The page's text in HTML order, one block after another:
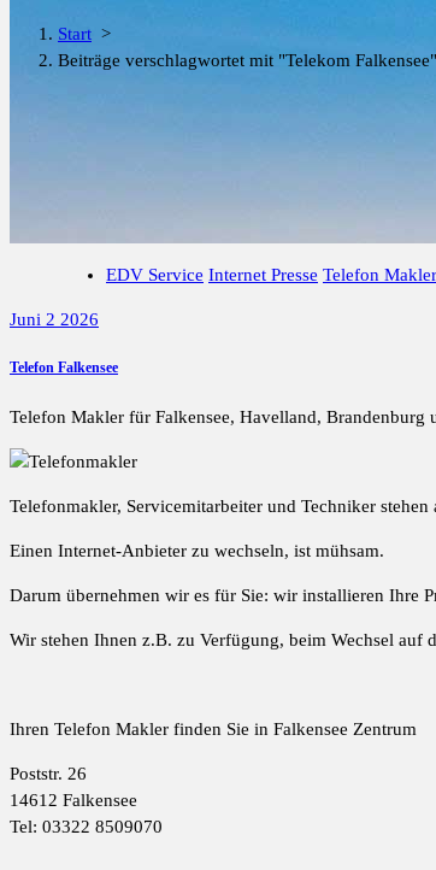
Start >
Beiträge verschlagwortet mit "Telekom Falkensee"
EDV Service Internet Presse Telefon Makler
Juni 2 2026
Telefon Falkensee
Telefon Makler für Falkensee, Havelland, Brandenburg
Telefonmakler, Servicemitarbeiter und Techniker
Einen Internet-Anbieter zu wechseln, ist mühsam.
Darum übernehmen wir es für Sie: wir installieren Ihre
Wir stehen Ihnen z.B. zu Verfügung, beim Wechsel auf
Ihren Telefon Makler finden Sie in Falkensee Zentrum
Poststr. 26
14612 Falkensee
Tel: 03322 8509070